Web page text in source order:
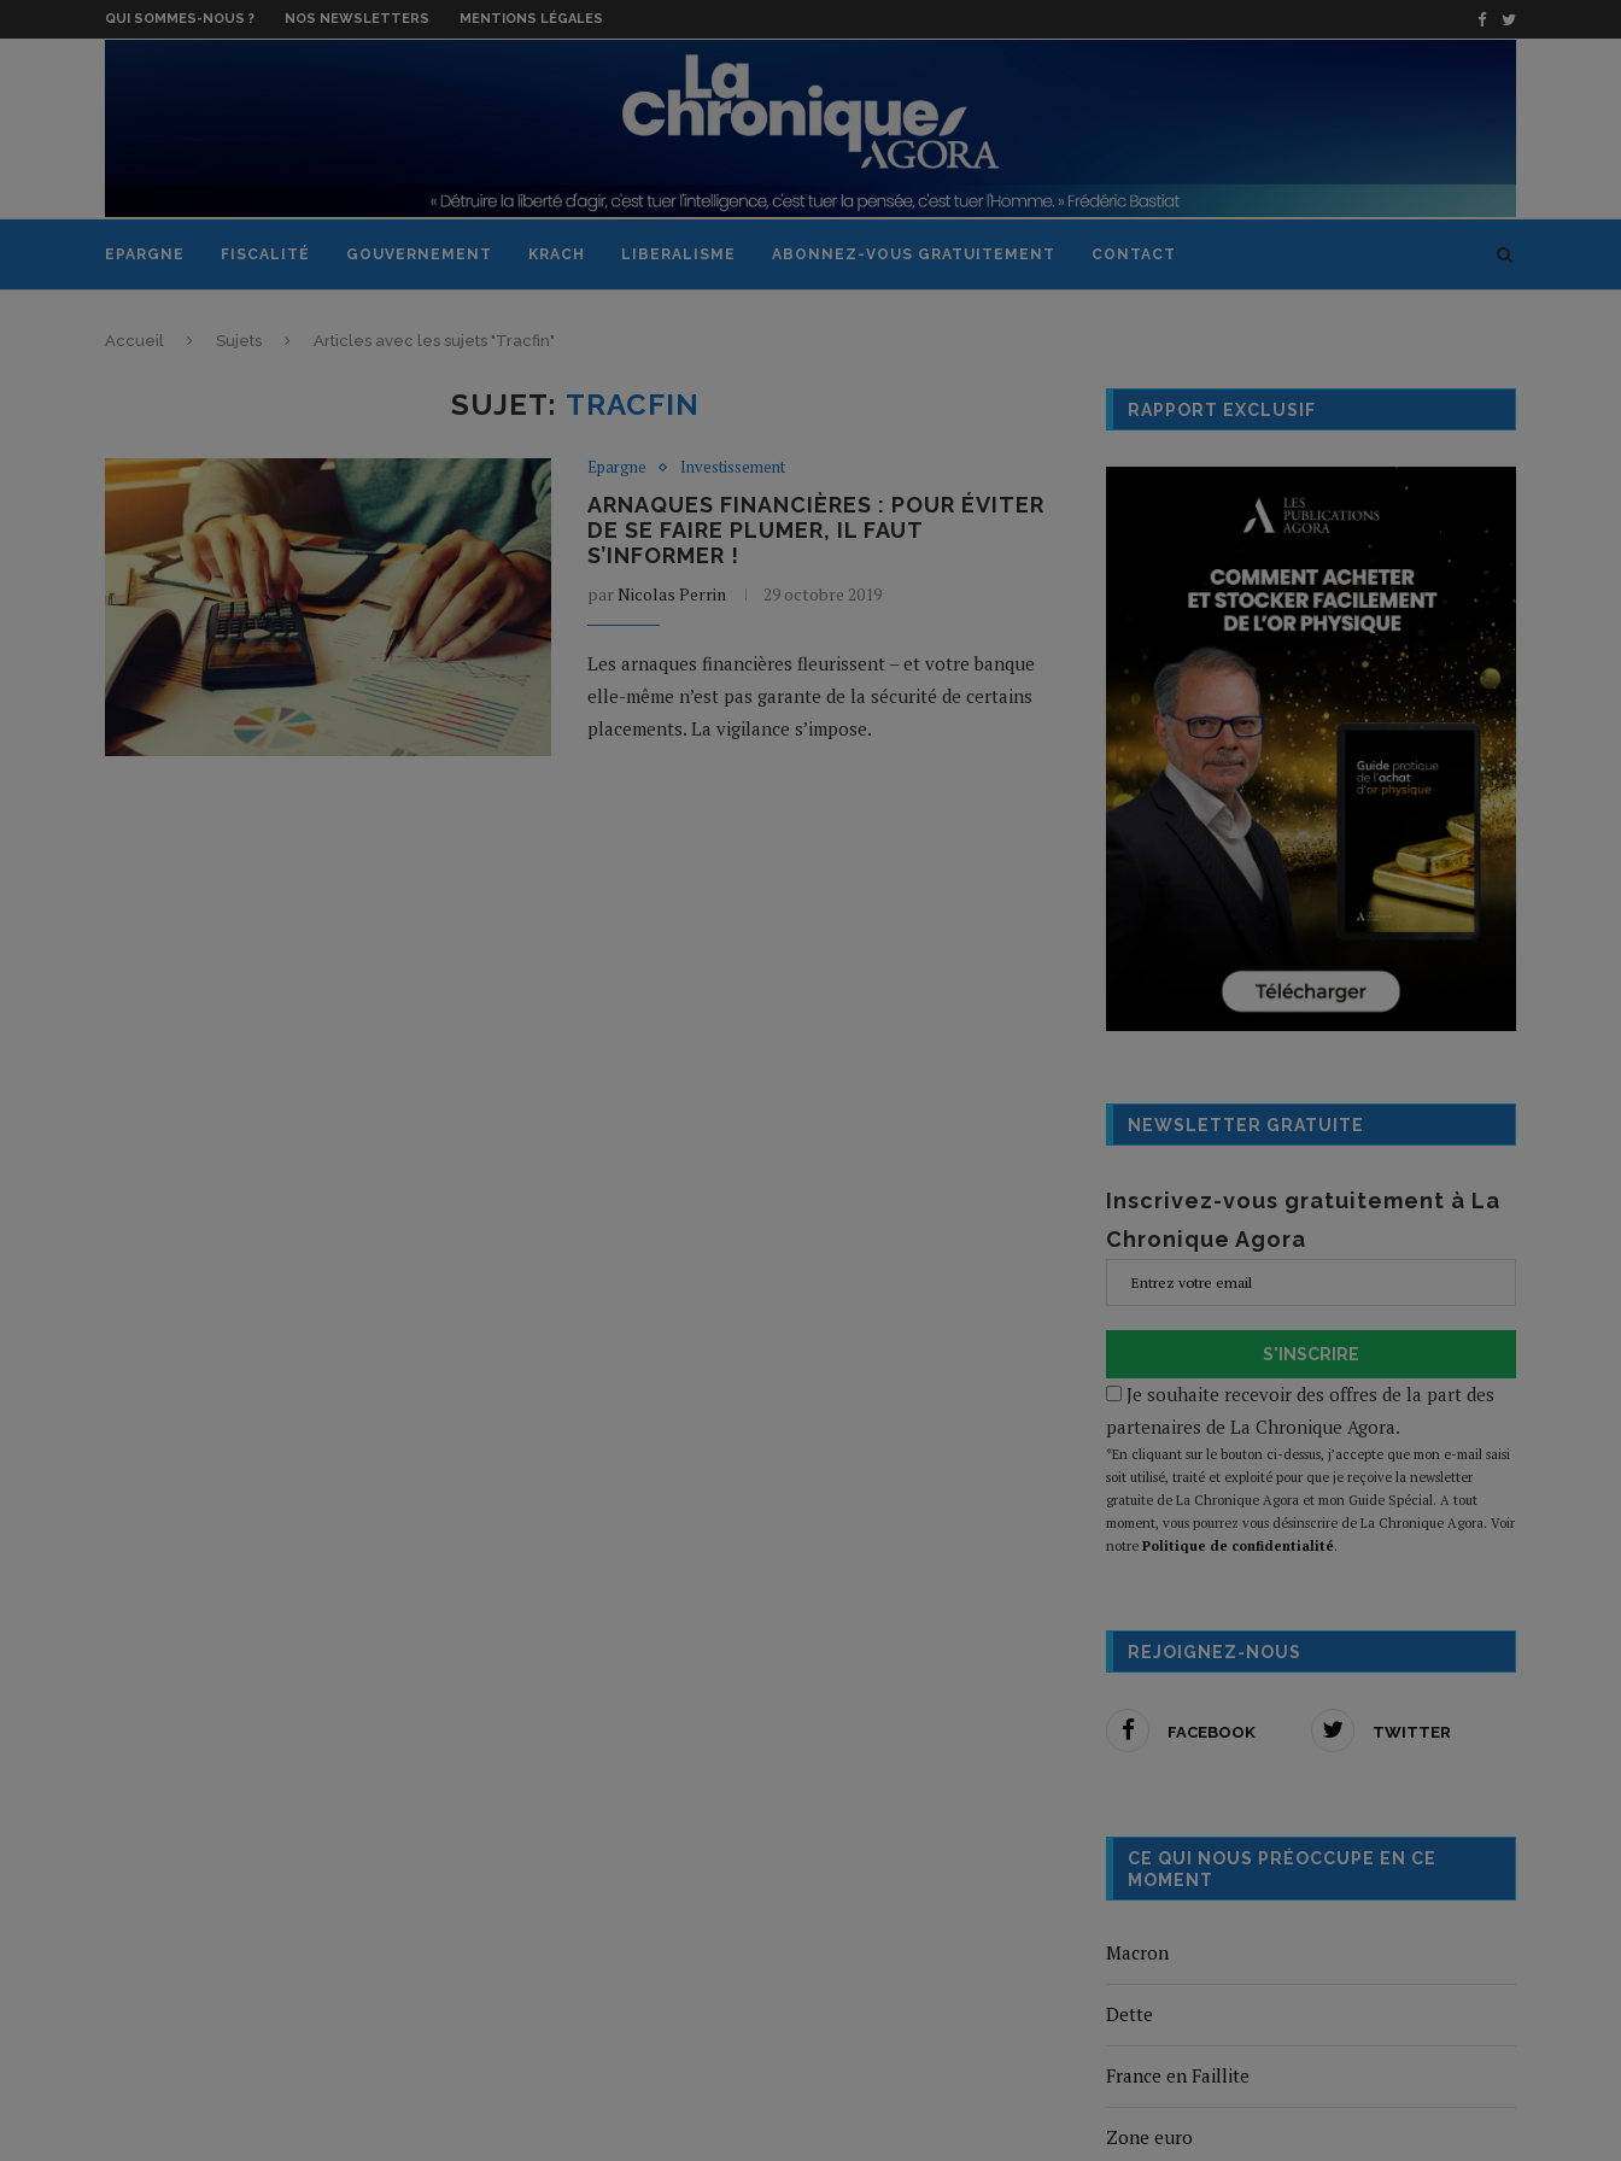
QUI SOMMES-NOUS ? NOS NEWSLETTERS MENTIONS LÉGALES
EPARGNE FISCALITÉ GOUVERNEMENT KRACH LIBERALISME ABONNEZ-VOUS GRATUITEMENT CONTACT
Accueil Sujets Articles avec les sujets "Tracfin"
SUJET: TRACFIN
Epargne Investissement
ARNAQUES FINANCIÈRES : POUR ÉVITER
DE SE FAIRE PLUMER, IL FAUT
S’INFORMER !
par Nicolas Perrin 29 octobre 2019
Les arnaques financières fleurissent – et votre banque
elle-même n’est pas garante de la sécurité de certains
placements. La vigilance s’impose.
RAPPORT EXCLUSIF
NEWSLETTER GRATUITE
Inscrivez-vous gratuitement à La
Chronique Agora
S'INSCRIRE
Je souhaite recevoir des offres de la part des
partenaires de La Chronique Agora.
*En cliquant sur le bouton ci-dessus, j’accepte que mon e-mail saisi
soit utilisé, traité et exploité pour que je reçoive la newsletter
gratuite de La Chronique Agora et mon Guide Spécial. A tout
moment, vous pourrez vous désinscrire de La Chronique Agora. Voir
notre Politique de confidentialité.
REJOIGNEZ-NOUS
FACEBOOK TWITTER
CE QUI NOUS PRÉOCCUPE EN CE
MOMENT
Macron
Dette
France en Faillite
Zone euro